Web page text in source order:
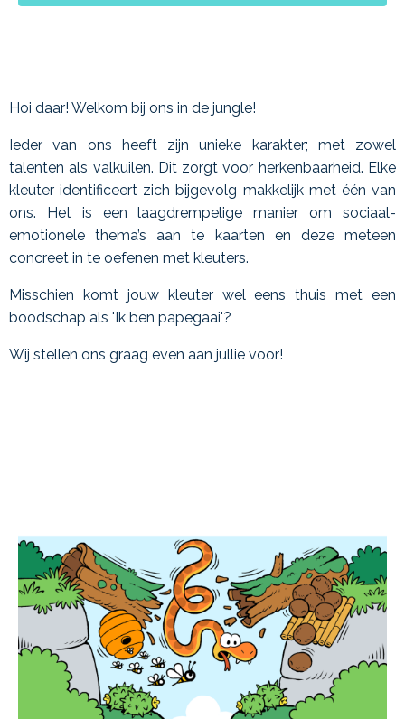
Hoi daar! Welkom bij ons in de jungle!
Ieder van ons heeft zijn unieke karakter; met zowel
talenten als valkuilen. Dit zorgt voor herkenbaarheid. Elke
kleuter identificeert zich bijgevolg makkelijk met één van
ons. Het is een laagdrempelige manier om sociaal-
emotionele thema’s aan te kaarten en deze meteen
concreet in te oefenen met kleuters.
Misschien komt jouw kleuter wel eens thuis met een
boodschap als 'Ik ben papegaai'?
Wij stellen ons graag even aan jullie voor!